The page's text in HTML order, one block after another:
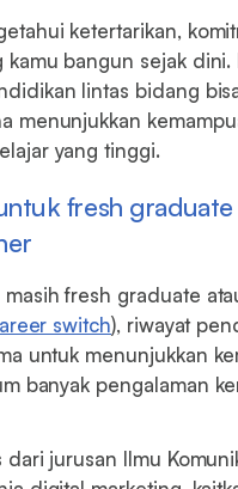
ketertarikan,
kamu bangun sejak dini.
lintas bidang
menunjukkan
yang tinggi.
fresh graduate
masih fresh graduate
switch), riwayat
untuk menunjukkan
banyak pengalaman
dari jurusan Ilmu